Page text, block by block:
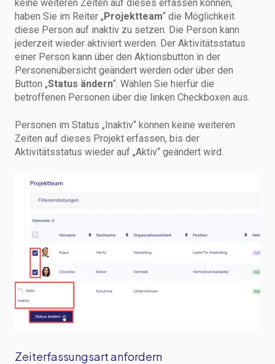
keine weiteren Zeiten auf dieses erfassen können,
haben Sie im Reiter „ Projektteam“ die Möglichkeit
diese Person auf inaktiv zu setzen. Die Person kann
jederzeit wieder aktiviert werden. Der Aktivitätsstatus
einer Person kann über den Aktionsbutton in der
Personenübersicht geändert werden oder über den
Button „Status ändern“. Wählen Sie hierfür die
betroffenen Personen über die linken Checkboxen aus.
Personen im Status „Inaktiv“ können keine weiteren
Zeiten auf dieses Projekt erfassen, bis der
Aktivitätsstatus wieder auf „Aktiv“ geändert wird.
Zeiterfassungsart anfordern